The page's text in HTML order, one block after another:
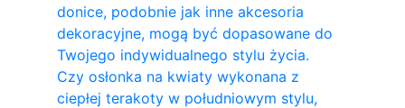
donice, podobnie jak inne akcesoria
dekoracyjne, mogą być dopasowane do
Twojego indywidualnego stylu życia.
Czy osłonka na kwiaty wykonana z
ciepłej terakoty w południowym stylu,